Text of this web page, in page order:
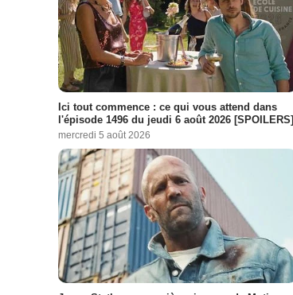
Ici tout commence : ce qui vous attend dans
l'épisode 1496 du jeudi 6 août 2026 [SPOILERS]
mercredi 5 août 2026